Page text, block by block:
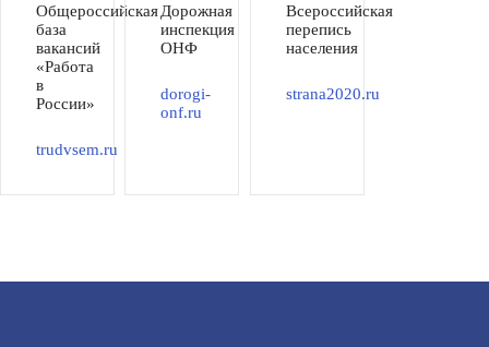
Общероссийская
база
вакансий
«Работа
в
России»
trudvsem.ru
Дорожная
инспекция
ОНФ
dorogi-
onf.ru
Всероссийская
перепись
населения
strana2020.ru